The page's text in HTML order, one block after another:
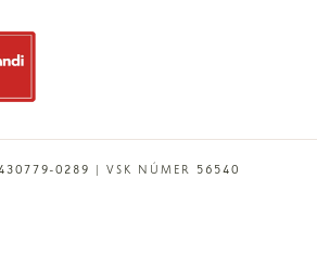
0289 | VSK NÚMER 56540